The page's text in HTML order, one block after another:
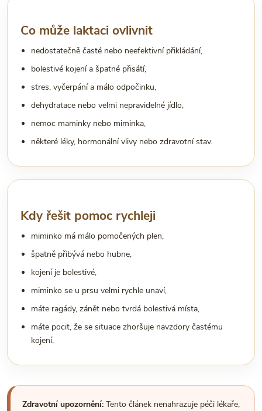
Co může laktaci ovlivnit
nedostatečně časté nebo neefektivní přikládání,
bolestivé kojení a špatné přisátí,
stres, vyčerpání a málo odpočinku,
dehydratace nebo velmi nepravidelné jídlo,
nemoc maminky nebo miminka,
některé léky, hormonální vlivy nebo zdravotní stav.
Kdy řešit pomoc rychleji
miminko má málo pomočených plen,
špatně přibývá nebo hubne,
kojení je bolestivé,
miminko se u prsu velmi rychle unaví,
máte ragády, zánět nebo tvrdá bolestivá místa,
máte pocit, že se situace zhoršuje navzdory častému
kojení.
Zdravotní upozornění: Tento článek nenahrazuje péči lékaře,